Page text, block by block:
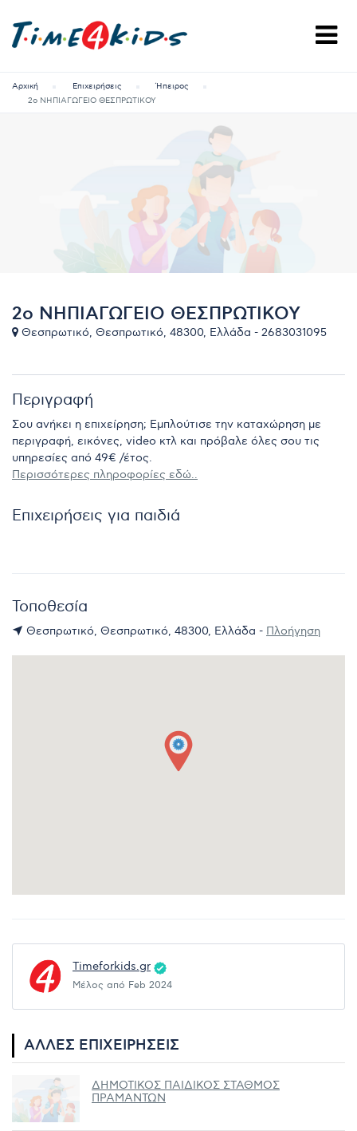
Αρχική Επιχειρήσεις
Ήπειρος
2ο ΝΗΠΙΑΓΩΓΕΙΟ ΘΕΣΠΡΩΤΙΚΟΥ
2ο ΝΗΠΙΑΓΩΓΕΙΟ ΘΕΣΠΡΩΤΙΚΟΥ
Θεσπρωτικό, Θεσπρωτικό, 48300, Ελλάδα - 2683031095
Περιγραφή
Σου ανήκει η επιχείρηση; Εμπλούτισε την καταχώρηση με
περιγραφή, εικόνες, video κτλ και πρόβαλε όλες σου τις
υπηρεσίες από 49€ /έτος.
Περισσότερες πληροφορίες εδώ..
Επιχειρήσεις για παιδιά
Τοποθεσία
Θεσπρωτικό, Θεσπρωτικό, 48300, Ελλάδα - Πλοήγηση
Timeforkids.gr
Μέλος από Feb 2024
ΆΛΛΕΣ ΕΠΙΧΕΙΡΉΣΕΙΣ
ΔΗΜΟΤΙΚΟΣ ΠΑΙΔΙΚΟΣ ΣΤΑΘΜΟΣ
ΠΡΑΜΑΝΤΩΝ